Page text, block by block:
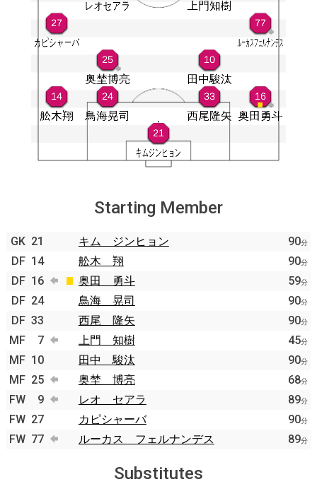
Starting Member
GK 21 キム ジンヒョン 90分
DF 14 舩木 翔 90分
DF 16 奥田 勇斗 59分
DF 24 鳥海 晃司 90分
DF 33 西尾 隆矢 90分
MF 7 上門 知樹 45分
MF 10 田中 駿汰 90分
MF 25 奥埜 博亮 68分
FW 9 レオ セアラ 89分
FW 27 カピシャーバ 90分
FW 77 ルーカス フェルナンデス 89分
Substitutes